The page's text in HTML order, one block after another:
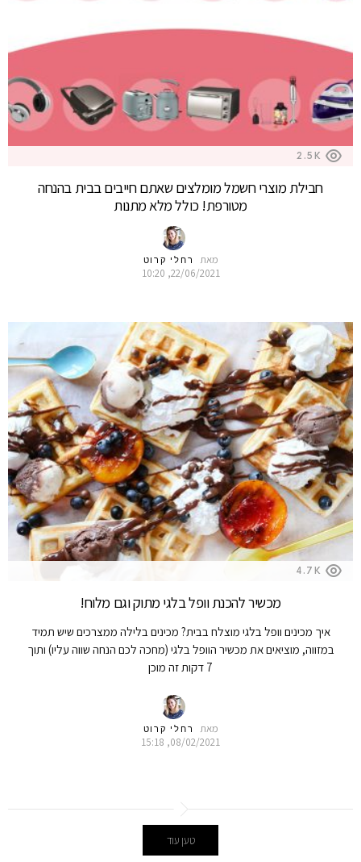
2.5K
חבילת מוצרי חשמל מומלצים שאתם חייבים בבית בהנחה
מטורפת! כולל מלא מתנות
מאת רחלי קרוט
22/06/2021, 10:20
4.7K
מכשיר להכנת וופל בלגי מתוק וגם מלוח!
איך מכינים וופל בלגי מוצלח בבית? מכינים בלילה ממצרכים שיש תמיד
במזווה, מוציאים את מכשיר הוופל בלגי (מחכה לכם הנחה שווה עליו) ותוך
7 דקות זה מוכן
מאת רחלי קרוט
08/02/2021, 15:18
טען עוד